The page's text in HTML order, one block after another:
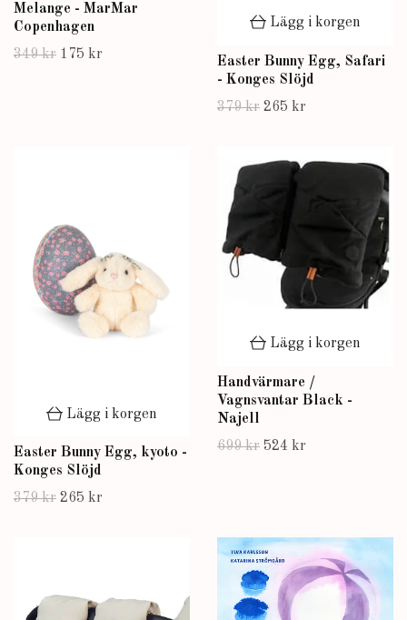
Melange - MarMar
Copenhagen
349 kr 175 kr
Lägg i korgen
Easter Bunny Egg, Safari
- Konges Slöjd
379 kr 265 kr
Lägg i korgen
Easter Bunny Egg, kyoto -
Konges Slöjd
379 kr 265 kr
Lägg i korgen
Handvärmare /
Vagnsvantar Black -
Najell
699 kr 524 kr